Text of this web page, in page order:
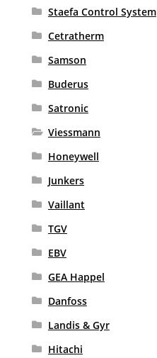
Staefa Control System
Cetratherm
Samson
Buderus
Satronic
Viessmann
Honeywell
Junkers
Vaillant
TGV
EBV
GEA Happel
Danfoss
Landis & Gyr
Hitachi